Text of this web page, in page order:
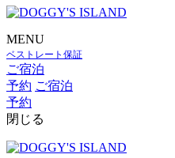
MENU
ベストレート保証
ご宿泊
予約 ご宿泊
予約
閉じる